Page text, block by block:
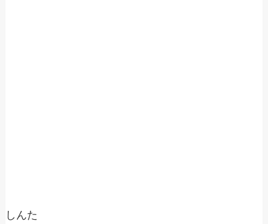
しんた